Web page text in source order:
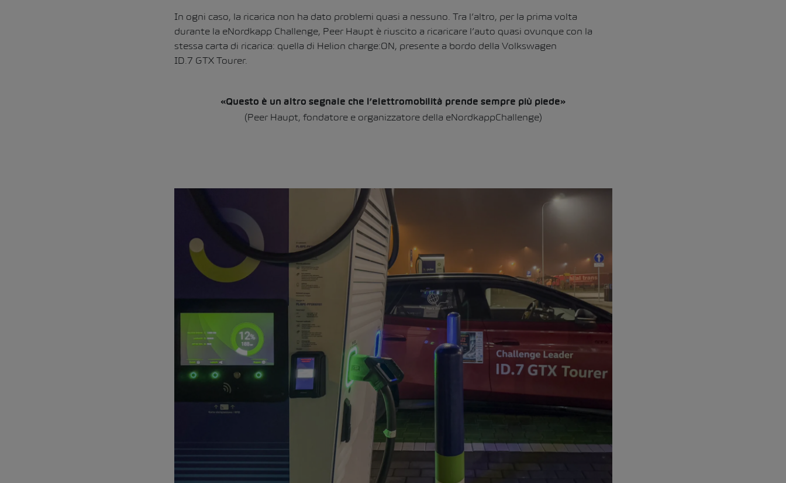
In ogni caso, la ricarica non ha dato problemi quasi a nessuno. Tra l’altro, per la prima volta
durante la eNordkapp Challenge, Peer Haupt è riuscito a ricaricare l’auto quasi ovunque con la
stessa carta di ricarica: quella di Helion charge:ON, presente a bordo della Volkswagen
ID.7 GTX Tourer.
«Questo è un altro segnale che l’elettromobilità prende sempre più piede»
(Peer Haupt, fondatore e organizzatore della eNordkappChallenge)